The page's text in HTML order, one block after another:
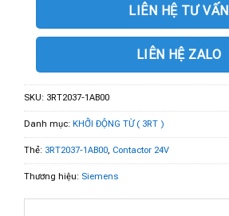
LIÊN HỆ TƯ VẤN
LIÊN HỆ ZALO
SKU: 3RT2037-1AB00
Danh mục: KHỞI ĐỘNG TỪ ( 3RT )
Thẻ: 3RT2037-1AB00, Contactor 24V
Thương hiệu: Siemens